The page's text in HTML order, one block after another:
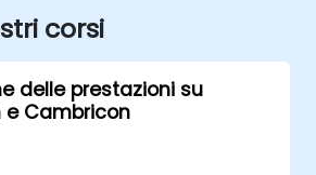
corsi
delle prestazioni su
e Cambricon